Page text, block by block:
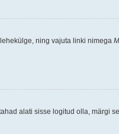
ning vajuta linki nimega
alati sisse logitud olla, märgi